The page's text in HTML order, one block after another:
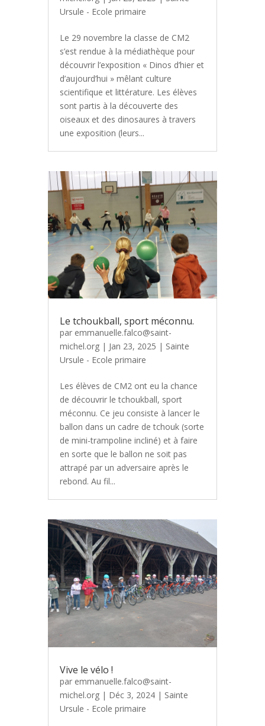
Ursule - Ecole primaire
Le 29 novembre la classe de CM2
s’est rendue à la médiathèque pour
découvrir l’exposition « Dinos d’hier et
d’aujourd’hui » mêlant culture
scientifique et littérature. Les élèves
sont partis à la découverte des
oiseaux et des dinosaures à travers
une exposition (leurs...
Le tchoukball, sport méconnu.
par emmanuelle.falco@saint-
michel.org| Jan 23, 2025 | Sainte
Ursule - Ecole primaire
Les élèves de CM2 ont eu la chance
de découvrir le tchoukball, sport
méconnu. Ce jeu consiste à lancer le
ballon dans un cadre de tchouk (sorte
de mini-trampoline incliné) et à faire
en sorte que le ballon ne soit pas
attrapé par un adversaire après le
rebond. Au fil...
Vive le vélo !
par emmanuelle.falco@saint-
michel.org| Déc 3, 2024| Sainte
Ursule - Ecole primaire